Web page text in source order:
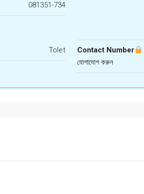
081351-734
Tolet Contact Number
যোগাযোগ করুন